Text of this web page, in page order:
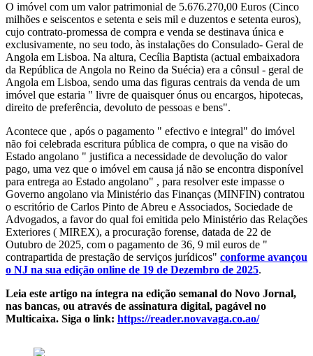
O imóvel com um valor patrimonial de 5.676.270,00 Euros (Cinco
milhões e seiscentos e setenta e seis mil e duzentos e setenta euros),
cujo contrato-promessa de compra e venda se destinava única e
exclusivamente, no seu todo, às instalações do Consulado- Geral de
Angola em Lisboa. Na altura, Cecília Baptista (actual embaixadora
da República de Angola no Reino da Suécia) era a cônsul - geral de
Angola em Lisboa, sendo uma das figuras centrais da venda de um
imóvel que estaria " livre de quaisquer ónus ou encargos, hipotecas,
direito de preferência, devoluto de pessoas e bens".
Acontece que , após o pagamento " efectivo e integral" do imóvel
não foi celebrada escritura pública de compra, o que na visão do
Estado angolano " justifica a necessidade de devolução do valor
pago, uma vez que o imóvel em causa já não se encontra disponível
para entrega ao Estado angolano" , para resolver este impasse o
Governo angolano via Ministério das Finanças (MINFIN) contratou
o escritório de Carlos Pinto de Abreu e Associados, Sociedade de
Advogados, a favor do qual foi emitida pelo Ministério das Relações
Exteriores ( MIREX), a procuração forense, datada de 22 de
Outubro de 2025, com o pagamento de 36, 9 mil euros de "
contrapartida de prestação de serviços jurídicos" conforme avançou
o NJ na sua edição online de 19 de Dezembro de 2025.
Leia este artigo na íntegra na edição semanal do Novo Jornal,
nas bancas, ou através de assinatura digital, pagável no
Multicaixa. Siga o link: https://reader.novavaga.co.ao/